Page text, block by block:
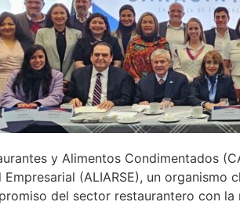
y Alimentos Condimentados
(ALIARSE), un
del sector restaurantero con